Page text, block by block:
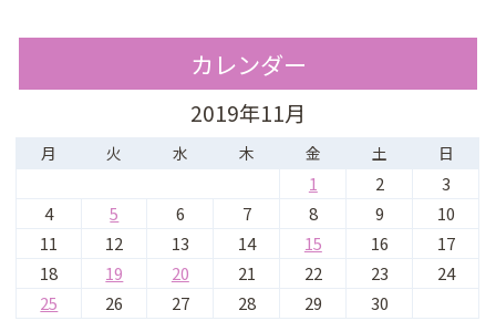
カレンダー
2019年11月
月 火 水 木 金 土 日
1 2
3
4
5 6 7 8 9
10
11
12 13 14 15 16
17
18
19 20 21 22 23
24
25
26 27 28 29 30